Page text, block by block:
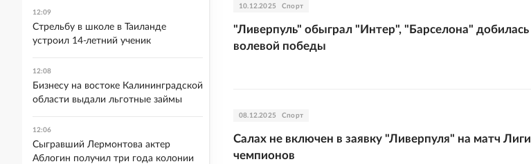
10.12.2025 Спорт
"Ливерпуль" обыграл "Интер", "Барселона" добилась
волевой победы
08.12.2025 Спорт
Салах не включен в заявку "Ливерпуля" на матч Лиги
чемпионов
12:09
Стрельбу в школе в Таиланде
устроил 14-летний ученик
12:08
Бизнесу на востоке Калининградской
области выдали льготные займы
12:06
Сыгравший Лермонтова актер
Аблогин получил три года колонии